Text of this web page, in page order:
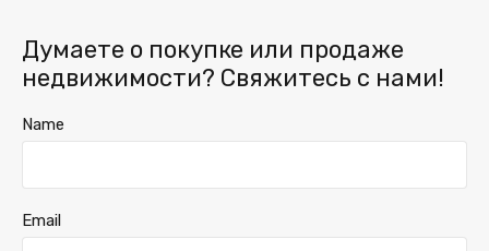
Думаете о покупке или продаже
недвижимости? Свяжитесь с нами!
Name
Email